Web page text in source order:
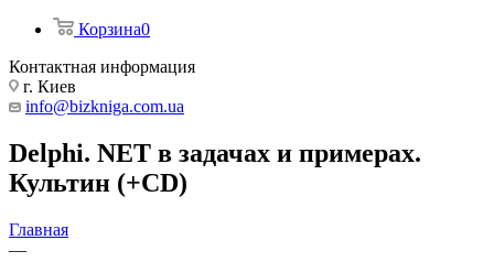
Корзина0
Контактная информация
г. Киев
info@bizkniga.com.ua
Delphi. NET в задачах и примерах.
Культин (+CD)
Главная
—